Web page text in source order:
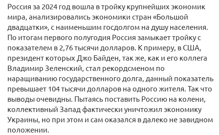
Россия за 2024 год вошла в тройку крупнейших экономик
мира, анализировались экономики стран «Большой
двадцатки», с наименьшим госдолгом на душу населения.
По итогам первого полугодия Россия замыкает тройку с
показателем в 2,76 тысячи долларов. К примеру, в США,
президент которых Джо Байден, так же, как и его коллега
Владимир Зеленский, стал рекордсменом по
наращиванию государственного долга, данный показатель
превышает 104 тысячи долларов на одного жителя. Так что
выводы очевидны. Пытаясь поставить Россию на колени,
коллективный Запад фактически уничтожил экономику
Украины, но при этом и сам оказался в далеко не завидном
положении.